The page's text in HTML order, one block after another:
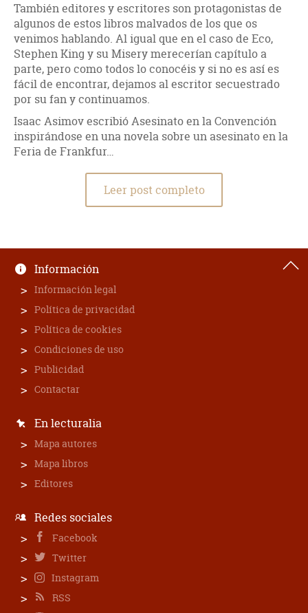
También editores y escritores son protagonistas de
algunos de estos libros malvados de los que os
venimos hablando. Al igual que en el caso de Eco,
Stephen King y su Misery merecerían capítulo a
parte, pero como todos lo conocéis y si no es así es
fácil de encontrar, dejamos al escritor secuestrado
por su fan y continuamos.
Isaac Asimov escribió Asesinato en la Convención
inspirándose en una novela sobre un asesinato en la
Feria de Frankfur…
Leer post completo
Información
Información legal
Política de privacidad
Política de cookies
Condiciones de uso
Publicidad
Contactar
En lecturalia
Mapa autores
Mapa libros
Editores
Redes sociales
Facebook
Twitter
Instagram
RSS